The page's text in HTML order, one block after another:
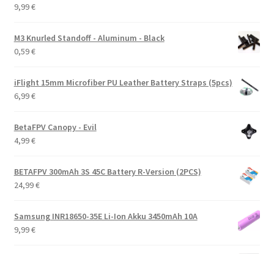
9,99€
M3 Knurled Standoff - Aluminum - Black
0,59€
iFlight 15mm Microfiber PU Leather Battery Straps (5pcs)
6,99€
BetaFPV Canopy - Evil
4,99€
BETAFPV 300mAh 3S 45C Battery R-Version (2PCS)
24,99€
Samsung INR18650-35E Li-Ion Akku 3450mAh 10A
9,99€